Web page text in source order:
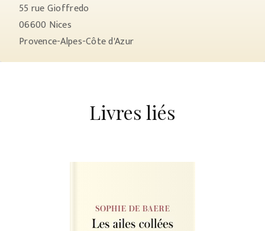
55 rue Gioffredo
06600 Nices
Provence-Alpes-Côte d'Azur
Livres liés